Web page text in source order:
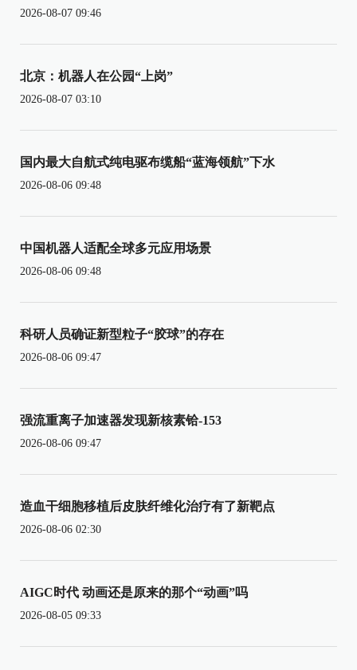
2026-08-07 09:46
北京：机器人在公园“上岗”
2026-08-07 03:10
国内最大自航式纯电驱布缆船“蓝海领航”下水
2026-08-06 09:48
中国机器人适配全球多元应用场景
2026-08-06 09:48
科研人员确证新型粒子“胶球”的存在
2026-08-06 09:47
强流重离子加速器发现新核素铪-153
2026-08-06 09:47
造血干细胞移植后皮肤纤维化治疗有了新靶点
2026-08-06 02:30
AIGC时代 动画还是原来的那个“动画”吗
2026-08-05 09:33